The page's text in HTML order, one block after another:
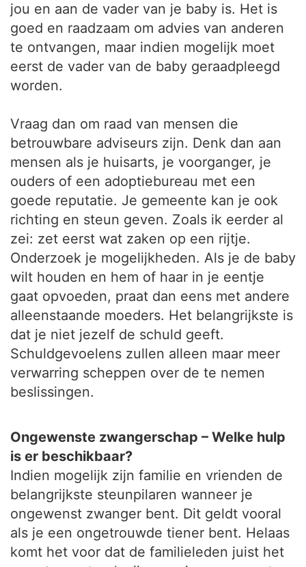
jou en aan de vader van je baby is. Het is
goed en raadzaam om advies van anderen
te ontvangen, maar indien mogelijk moet
eerst de vader van de baby geraadpleegd
worden.
Vraag dan om raad van mensen die
betrouwbare adviseurs zijn. Denk dan aan
mensen als je huisarts, je voorganger, je
ouders of een adoptiebureau met een
goede reputatie. Je gemeente kan je ook
richting en steun geven. Zoals ik eerder al
zei: zet eerst wat zaken op een rijtje.
Onderzoek je mogelijkheden. Als je de baby
wilt houden en hem of haar in je eentje
gaat opvoeden, praat dan eens met andere
alleenstaande moeders. Het belangrijkste is
dat je niet jezelf de schuld geeft.
Schuldgevoelens zullen alleen maar meer
verwarring scheppen over de te nemen
beslissingen.
Ongewenste zwangerschap – Welke hulp
is er beschikbaar?
Indien mogelijk zijn familie en vrienden de
belangrijkste steunpilaren wanneer je
ongewenst zwanger bent. Dit geldt vooral
als je een ongetrouwde tiener bent. Helaas
komt het voor dat de familieleden juist het